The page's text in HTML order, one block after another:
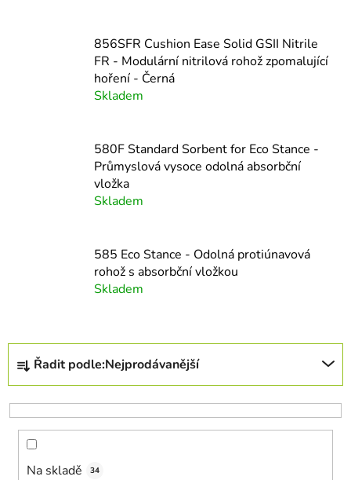
856SFR Cushion Ease Solid GSII Nitrile
FR - Modulární nitrilová rohož zpomalující
hoření - Černá
Skladem
580F Standard Sorbent for Eco Stance -
Průmyslová vysoce odolná absorbční
vložka
Skladem
585 Eco Stance - Odolná protiúnavová
rohož s absorbční vložkou
Skladem
Ř
z
e
Řadit podle:Nejprodávanější
Na skladě 34